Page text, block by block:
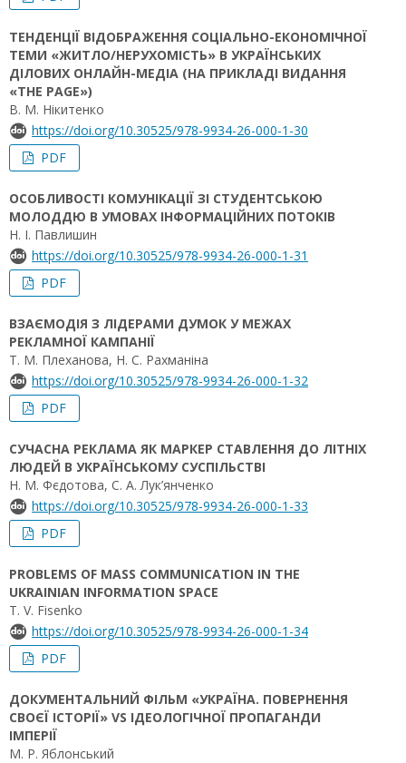
ТЕНДЕНЦІЇ ВІДОБРАЖЕННЯ СОЦІАЛЬНО-ЕКОНОМІЧНОЇ
ТЕМИ «ЖИТЛО/НЕРУХОМІСТЬ» В УКРАЇНСЬКИХ
ДІЛОВИХ ОНЛАЙН-МЕДІА (НА ПРИКЛАДІ ВИДАННЯ
«THE PAGE»)
В. М. Нікитенко
https://doi.org/10.30525/978-9934-26-000-1-30
PDF
ОСОБЛИВОСТІ КОМУНІКАЦІЇ ЗІ СТУДЕНТСЬКОЮ
МОЛОДДЮ В УМОВАХ ІНФОРМАЦІЙНИХ ПОТОКІВ
Н. І. Павлишин
https://doi.org/10.30525/978-9934-26-000-1-31
PDF
ВЗАЄМОДІЯ З ЛІДЕРАМИ ДУМОК У МЕЖАХ
РЕКЛАМНОЇ КАМПАНІЇ
Т. М. Плеханова, Н. С. Рахманіна
https://doi.org/10.30525/978-9934-26-000-1-32
PDF
СУЧАСНА РЕКЛАМА ЯК МАРКЕР СТАВЛЕННЯ ДО ЛІТНІХ
ЛЮДЕЙ В УКРАЇНСЬКОМУ СУСПІЛЬСТВІ
Н. М. Фєдотова, С. А. Лук’янченко
https://doi.org/10.30525/978-9934-26-000-1-33
PDF
PROBLEMS OF MASS COMMUNICATION IN THE
UKRAINIAN INFORMATION SPACE
T. V. Fisenko
https://doi.org/10.30525/978-9934-26-000-1-34
PDF
ДОКУМЕНТАЛЬНИЙ ФІЛЬМ «УКРАЇНА. ПОВЕРНЕННЯ
СВОЄЇ ІСТОРІЇ» VS ІДЕОЛОГІЧНОЇ ПРОПАГАНДИ
ІМПЕРІЇ
М. Р. Яблонський